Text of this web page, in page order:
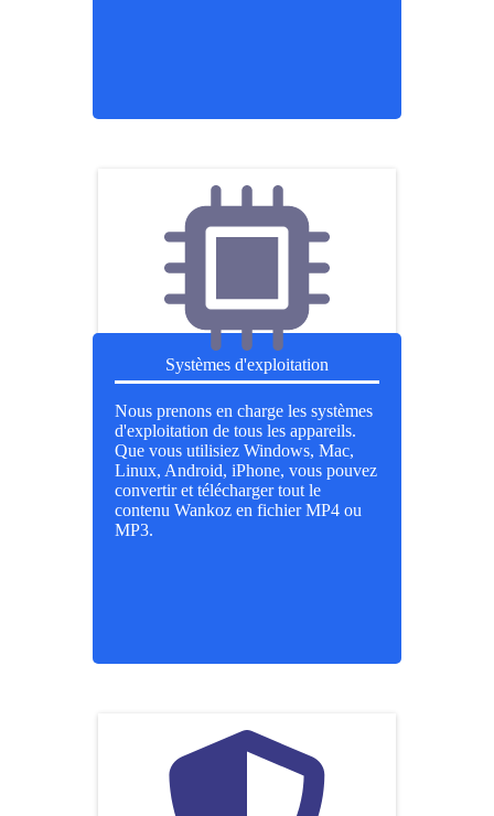
Systèmes d'exploitation
Nous prenons en charge les systèmes
d'exploitation de tous les appareils.
Que vous utilisiez Windows, Mac,
Linux, Android, iPhone, vous pouvez
convertir et télécharger tout le
contenu Wankoz en fichier MP4 ou
MP3.